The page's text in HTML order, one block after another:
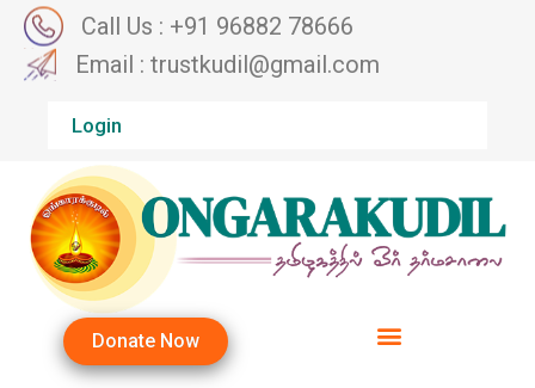
Call Us : +91 96882 78666
Email : trustkudil@gmail.com
Login
Donate Now